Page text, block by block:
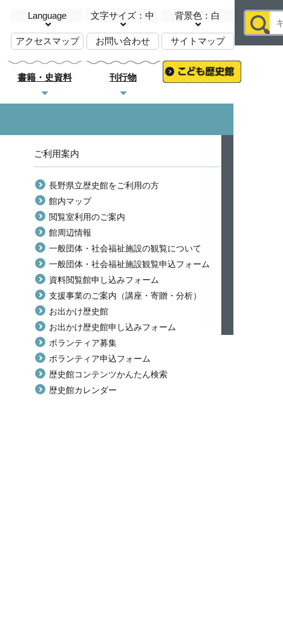
Language 文字サイズ：中 背景色：白
アクセスマップ お問い合わせ サイトマップ
書籍・史資料 刊行物
ご利用案内
長野県立歴史館をご利用の方
館内マップ
閲覧室利用のご案内
館周辺情報
一般団体・社会福祉施設の観覧について
一般団体・社会福祉施設観覧申込フォーム
資料閲覧館申し込みフォーム
支援事業のご案内（講座・寄贈・分析）
お出かけ歴史館
お出かけ歴史館申し込みフォーム
ボランティア募集
ボランティア申込フォーム
歴史館コンテンツかんたん検索
歴史館カレンダー